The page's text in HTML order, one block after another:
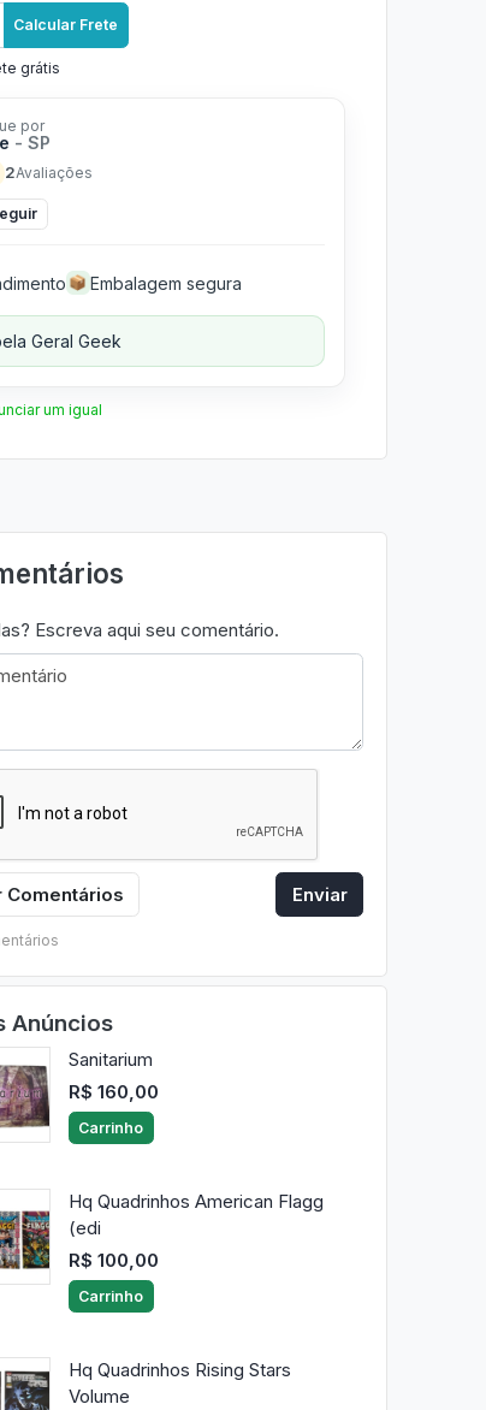
Calcular Frete
grátis
por
- SP
2Avaliações
📦 Embalagem segura
Geral Geek
um igual
Escreva aqui seu comentário.
Comentários Enviar
Anúncios
Sanitarium
R$ 160,00
Carrinho
Hq Quadrinhos American Flagg
(edi
R$ 100,00
Carrinho
Hq Quadrinhos Rising Stars
Volume